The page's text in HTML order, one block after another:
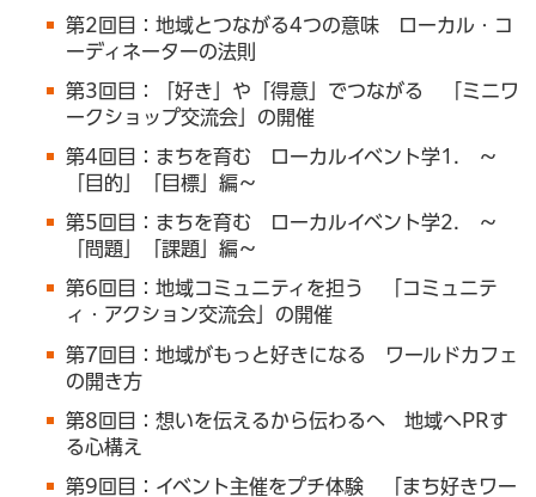
第2回目：地域とつながる4つの意味 ローカル・コ
ーディネーターの法則
第3回目：「好き」や「得意」でつながる 「ミニワ
ークショップ交流会」の開催
第4回目：まちを育む ローカルイベント学1. ～
「目的」「目標」編～
第5回目：まちを育む ローカルイベント学2. ～
「問題」「課題」編～
第6回目：地域コミュニティを担う 「コミュニテ
ィ・アクション交流会」の開催
第7回目：地域がもっと好きになる ワールドカフェ
の開き方
第8回目：想いを伝えるから伝わるへ 地域へPRす
る心構え
第9回目：イベント主催をプチ体験 「まち好きワー